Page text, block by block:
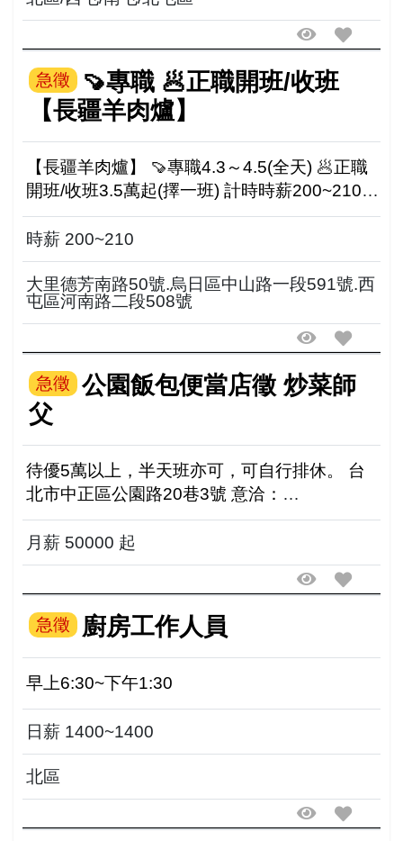
急徵
🍠專職 🥟正職開班/收班
【長疆羊肉爐】
【長疆羊肉爐】 🍠專職4.3～4.5(全天) 🥟正職
開班/收班3.5萬起(擇一班) 計時時薪200~210起
18:00-22:00、其他時段 大月表現獎金、供膳、
輪休制 供膳、制...
時薪 200~210
大里德芳南路50號.烏日區中山路一段591號.西
屯區河南路二段508號
急徵
公園飯包便當店徵 炒菜師
父
待優5萬以上，半天班亦可，可自行排休。 台
北市中正區公園路20巷3號 意洽：
0930842603
月薪 50000 起
急徵 廚房工作人員
早上6:30~下午1:30
日薪 1400~1400
北區